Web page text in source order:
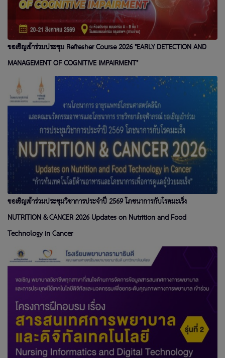
ขอเชิญเข้าร่วมประชุม Refresher Course 2026 "EARLY DETECTION AND
MANAGEMENT OF COGNITIVE IMPAIRMENT"
ขอเชิญเข้าร่วมประชุมวิชาการประจำปี 2569 โภชนาการกับโรคมะเร็ง
NUTRITION & CANCER 2026 Updates on Nutrition and Food
Technology in Cancer